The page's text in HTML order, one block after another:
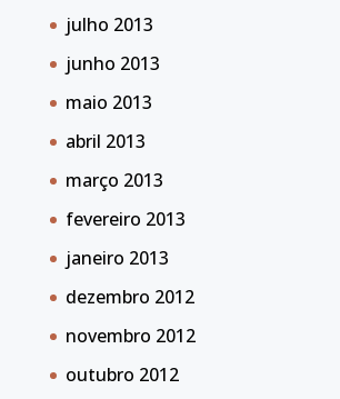
julho 2013
junho 2013
maio 2013
abril 2013
março 2013
fevereiro 2013
janeiro 2013
dezembro 2012
novembro 2012
outubro 2012